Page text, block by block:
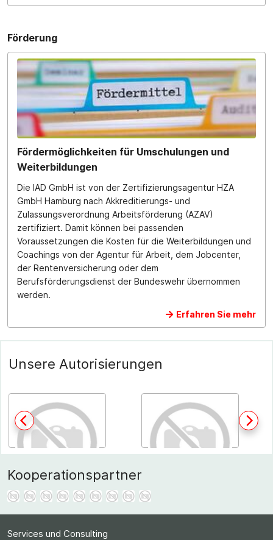
Förderung
Fördermöglichkeiten für Umschulungen und
Weiterbildungen
Die IAD GmbH ist von der Zertifizierungsagentur HZA
GmbH Hamburg nach Akkreditierungs- und
Zulassungsverordnung Arbeitsförderung (AZAV)
zertifiziert. Damit können bei passenden
Voraussetzungen die Kosten für die Weiterbildungen und
Coachings von der Agentur für Arbeit, dem Jobcenter,
der Rentenversicherung oder dem
Berufsförderungsdienst der Bundeswehr übernommen
werden.
Erfahren Sie mehr
Unsere Autorisierungen
Kooperationspartner
Services und Consulting